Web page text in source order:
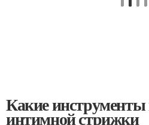
Какие
интимной стрижки